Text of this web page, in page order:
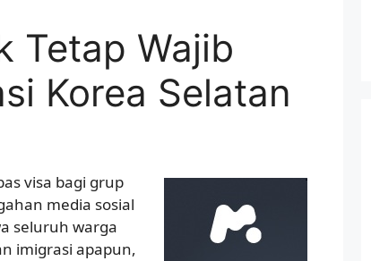
Tetap Wajib
Korea Selatan
visa bagi grup
media sosial
seluruh warga
imigrasi apapun,